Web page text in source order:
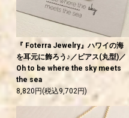
『 Foterra Jewelry』ハワイの海
を耳元に飾ろう♪／ピアス(丸型)／
Oh to be where the sky meets
the sea
8,820円(税込9,702円)